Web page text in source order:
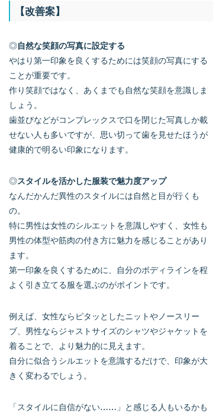
【改善案】
◎自然な笑顔の写真に設定する
やはり第一印象を良くするためには笑顔の写真にする
ことが重要です。
作り笑顔ではなく、あくまでも自然な笑顔を意識しま
しょう。
歯並びなどがコンプレックスで口を閉じた写真しか載
せない人も多いですが、思い切って歯を見せたほうが
健康的で明るい印象になります。
◎スタイルを活かした服装で魅力度アップ
なんだかんだ異性のスタイルには自然と目が行くも
の。
特に男性は女性のシルエットを意識しやすく、女性も
男性の体型や筋肉の付き方に魅力を感じることがあり
ます。
第一印象を良くするために、自分のボディラインを程
よく引き立てる服を選ぶのがポイントです。
例えば、女性ならピタッとしたニットやノースリー
ブ、男性ならジャストサイズのシャツやジャケットを
着ることで、より魅力的に見えます。
自分に似合うシルエットを意識するだけで、印象が大
きく変わるでしょう。
「スタイルに自信がない……」と感じる人もいるかも